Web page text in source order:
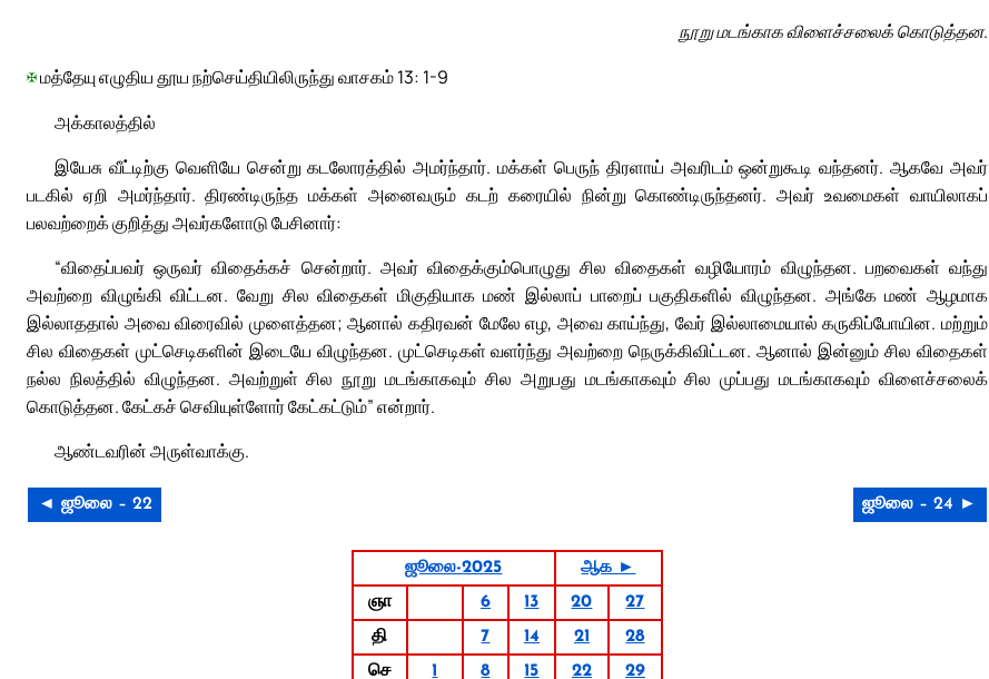
நூறு மடங்காக விளைச்சலைக் கொடுத்தன.
✠மத்தேயு எழுதிய தூய நற்செய்தியிலிருந்து வாசகம் 13: 1-9
அக்காலத்தில்
இயேசு வீட்டிற்கு வெளியே சென்று கடலோரத்தில் அமர்ந்தார். மக்கள் பெருந் திரளாய் அவரிடம் ஒன்றுகூடி வந்தனர். ஆகவே அவர்
படகில் ஏறி அமர்ந்தார். திரண்டிருந்த மக்கள் அனைவரும் கடற் கரையில் நின்று கொண்டிருந்தனர். அவர் உவமைகள் வாயிலாகப்
பலவற்றைக் குறித்து அவர்களோடு பேசினார்:
“விதைப்பவர் ஒருவர் விதைக்கச் சென்றார். அவர் விதைக்கும்பொழுது சில விதைகள் வழியோரம் விழுந்தன. பறவைகள் வந்து
அவற்றை விழுங்கி விட்டன. வேறு சில விதைகள் மிகுதியாக மண் இல்லாப் பாறைப் பகுதிகளில் விழுந்தன. அங்கே மண் ஆழமாக
இல்லாததால் அவை விரைவில் முளைத்தன; ஆனால் கதிரவன் மேலே எழ, அவை காய்ந்து, வேர் இல்லாமையால் கருகிப்போயின. மற்றும்
சில விதைகள் முட்செடிகளின் இடையே விழுந்தன. முட்செடிகள் வளர்ந்து அவற்றை நெருக்கிவிட்டன. ஆனால் இன்னும் சில விதைகள்
நல்ல நிலத்தில் விழுந்தன. அவற்றுள் சில நூறு மடங்காகவும் சில அறுபது மடங்காகவும் சில முப்பது மடங்காகவும் விளைச்சலைக்
கொடுத்தன. கேட்கச் செவியுள்ளோர் கேட்கட்டும்” என்றார்.
ஆண்டவரின் அருள்வாக்கு.
◄ ஜூலை – 22 ஜூலை – 24 ►
ஜூலை-2025
ஆக ►
ஞா
6 13 20
27
தி
7 14 21
28
செ
1 8 15 22
29